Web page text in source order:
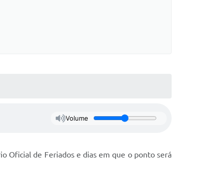
Volume
Oficial de Feriados e dias em que o ponto será